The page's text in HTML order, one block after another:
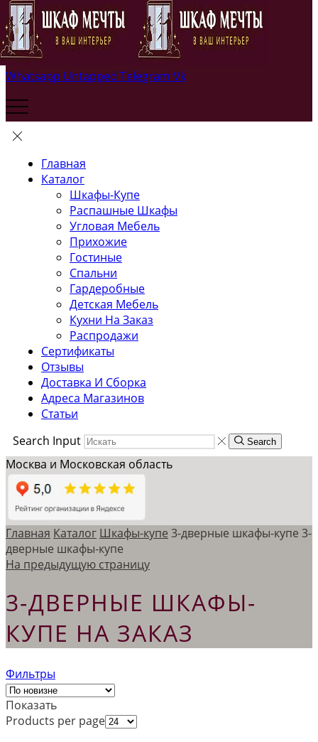
Whatsapp Untapped Telegram Vk
Главная
Каталог
Шкафы-Купе
Распашные Шкафы
Угловая Мебель
Прихожие
Гостиные
Спальни
Гардеробные
Детская Мебель
Кухни На Заказ
Распродажи
Сертификаты
Отзывы
Доставка И Сборка
Адреса Магазинов
Статьи
Search Input
Search
Москва и Московская область
Главная Каталог Шкафы-купе 3-дверные шкафы-купе 3-
дверные шкафы-купе
На предыдущую страницу
3-ДВЕРНЫЕ ШКАФЫ-
КУПЕ НА ЗАКАЗ
Фильтры
Показать
Products per page